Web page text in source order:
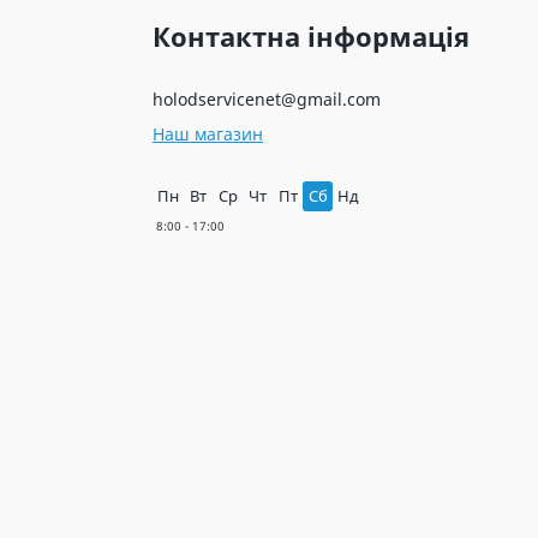
Контактна інформація
holodservicenet@gmail.com
Наш магазин
Пн Вт Ср Чт Пт Сб Нд